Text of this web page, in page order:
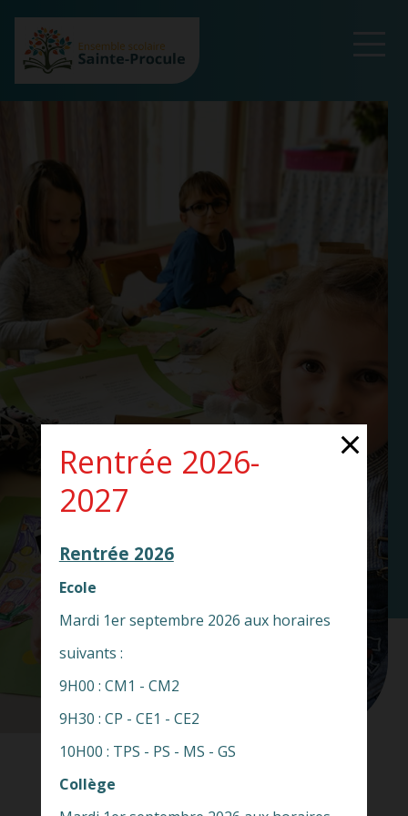
Rentrée 2026-
2027
Rentrée 2026
Ecole
Mardi 1er septembre 2026 aux horaires
suivants :
9H00 : CM1 - CM2
9H30 : CP - CE1 - CE2
10H00 : TPS - PS - MS - GS
Collège